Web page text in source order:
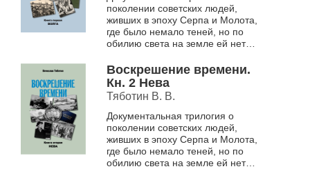
поколении советских людей,
живших в эпоху Серпа и Молота,
где было немало теней, но по
обилию света на земле ей нет и
Книга первая – «ВОЛГА» (изд-во
«Манускрипт»,...
Воскрешение времени.
Кн. 2 Нева
Тяботин В. В.
Документальная трилогия о
поколении советских людей,
живших в эпоху Серпа и Молота,
где было немало теней, но по
обилию света на земле ей нет и